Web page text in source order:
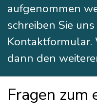
aufgenommen
schreiben Sie
dann den
Fragen zum